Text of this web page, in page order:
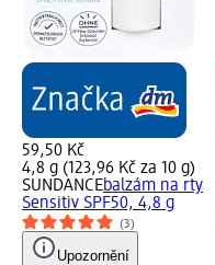
59,50 Kč
4,8 g (123,96 Kč za 10 g)
SUNDANCEbalzám na rty
Sensitiv SPF50, 4,8 g
(3)
Upozornění